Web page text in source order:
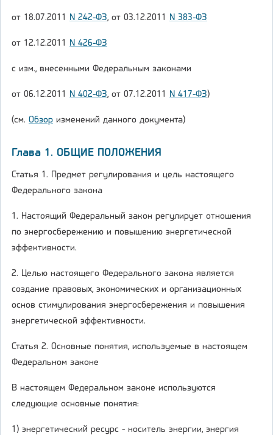
от 18.07.2011 N 242-ФЗ, от 03.12.2011 N 383-ФЗ
от 12.12.2011 N 426-ФЗ
с изм., внесенными Федеральным законами
от 06.12.2011 N 402-ФЗ, от 07.12.2011 N 417-ФЗ)
(см. Обзор изменений данного документа)
Глава 1. ОБЩИЕ ПОЛОЖЕНИЯ
Статья 1. Предмет регулирования и цель настоящего
Федерального закона
1. Настоящий Федеральный закон регулирует отношения
по энергосбережению и повышению энергетической
эффективности.
2. Целью настоящего Федерального закона является
создание правовых, экономических и организационных
основ стимулирования энергосбережения и повышения
энергетической эффективности.
Статья 2. Основные понятия, используемые в настоящем
Федеральном законе
В настоящем Федеральном законе используются
следующие основные понятия:
1) энергетический ресурс - носитель энергии, энергия